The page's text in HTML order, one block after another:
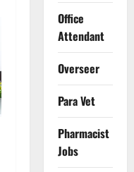
Office
Attendant
Overseer
Para Vet
Pharmacist
Jobs